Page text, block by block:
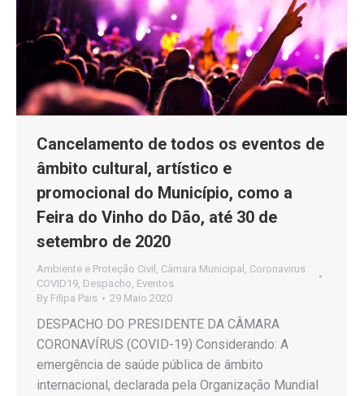
Cancelamento de todos os eventos de
âmbito cultural, artístico e
promocional do Município, como a
Feira do Vinho do Dão, até 30 de
setembro de 2020
Ambiente e Proteção Civil Câmara Municipal
Coronavirus
COVID19 Despacho Eventos
By Filipa Pais 29 Maio 2020
DESPACHO DO PRESIDENTE DA CÂMARA
CORONAVÍRUS (COVID-19) Considerando: A
emergência de saúde pública de âmbito
internacional, declarada pela Organização Mundial